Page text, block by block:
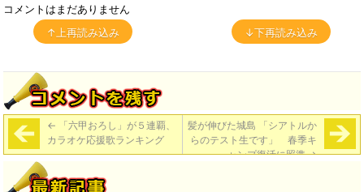
コメントはまだありません
↑上再読み込み
↓下再読み込み
← 「六甲おろし」が５連覇、
カラオケ応援歌ランキング
髪が伸びた城島 「シアトルか
らのテスト生です」 春季キ
ャンプ復活に照準→